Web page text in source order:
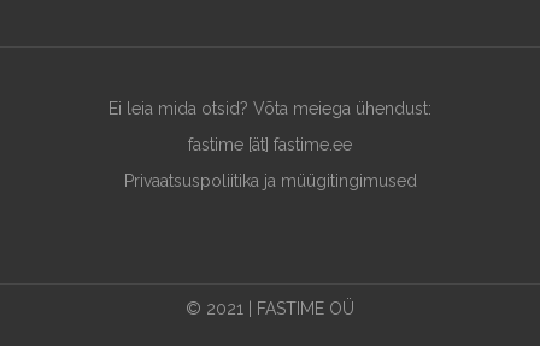
Ei leia mida otsid? Võta meiega ühendust:
fastime [ät] fastime.ee
Privaatsuspoliitika ja müügitingimused
© 2021 | FASTIME OÜ